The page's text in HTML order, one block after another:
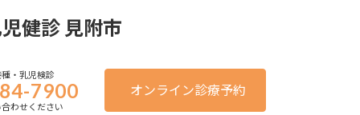
・乳児検診
7900
わせください
オンライン診療予約